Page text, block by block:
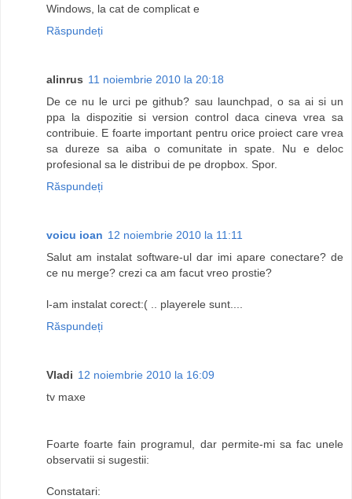
Windows, la cat de complicat e
Răspundeți
alinrus 11 noiembrie 2010 la 20:18
De ce nu le urci pe github? sau launchpad, o sa ai si un
ppa la dispozitie si version control daca cineva vrea sa
contribuie. E foarte important pentru orice proiect care vrea
sa dureze sa aiba o comunitate in spate. Nu e deloc
profesional sa le distribui de pe dropbox. Spor.
Răspundeți
voicu ioan 12 noiembrie 2010 la 11:11
Salut am instalat software-ul dar imi apare conectare? de
ce nu merge? crezi ca am facut vreo prostie?
l-am instalat corect:( .. playerele sunt....
Răspundeți
Vladi 12 noiembrie 2010 la 16:09
tv maxe
Foarte foarte fain programul, dar permite-mi sa fac unele
observatii si sugestii:
Constatari: